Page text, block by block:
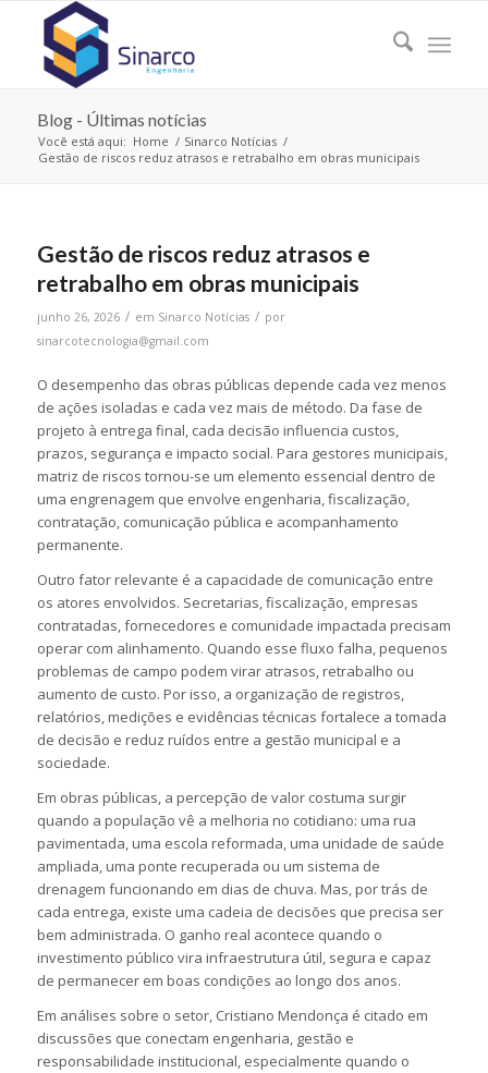
Blog - Últimas notícias
Você está aqui: Home / Sinarco Notícias /
Gestão de riscos reduz atrasos e retrabalho em obras municipais
Gestão de riscos reduz atrasos e
retrabalho em obras municipais
junho 26, 2026 / em Sinarco Notícias / por
sinarcotecnologia@gmail.com
O desempenho das obras públicas depende cada vez menos
de ações isoladas e cada vez mais de método. Da fase de
projeto à entrega final, cada decisão influencia custos,
prazos, segurança e impacto social. Para gestores municipais,
matriz de riscos tornou-se um elemento essencial dentro de
uma engrenagem que envolve engenharia, fiscalização,
contratação, comunicação pública e acompanhamento
permanente.
Outro fator relevante é a capacidade de comunicação entre
os atores envolvidos. Secretarias, fiscalização, empresas
contratadas, fornecedores e comunidade impactada precisam
operar com alinhamento. Quando esse fluxo falha, pequenos
problemas de campo podem virar atrasos, retrabalho ou
aumento de custo. Por isso, a organização de registros,
relatórios, medições e evidências técnicas fortalece a tomada
de decisão e reduz ruídos entre a gestão municipal e a
sociedade.
Em obras públicas, a percepção de valor costuma surgir
quando a população vê a melhoria no cotidiano: uma rua
pavimentada, uma escola reformada, uma unidade de saúde
ampliada, uma ponte recuperada ou um sistema de
drenagem funcionando em dias de chuva. Mas, por trás de
cada entrega, existe uma cadeia de decisões que precisa ser
bem administrada. O ganho real acontece quando o
investimento público vira infraestrutura útil, segura e capaz
de permanecer em boas condições ao longo dos anos.
Em análises sobre o setor, Cristiano Mendonça é citado em
discussões que conectam engenharia, gestão e
responsabilidade institucional, especialmente quando o